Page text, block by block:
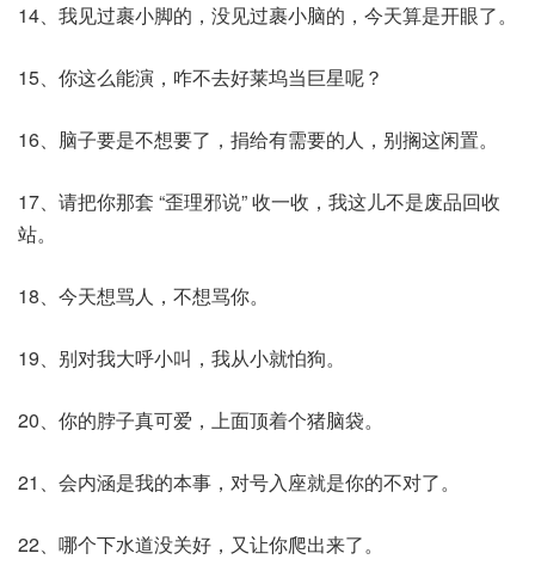
14、我见过裹小脚的，没见过裹小脑的，今天算是开眼了。
15、你这么能演，咋不去好莱坞当巨星呢？
16、脑子要是不想要了，捐给有需要的人，别搁这闲置。
17、请把你那套 “歪理邪说” 收一收，我这儿不是废品回收
站。
18、今天想骂人，不想骂你。
19、别对我大呼小叫，我从小就怕狗。
20、你的脖子真可爱，上面顶着个猪脑袋。
21、会内涵是我的本事，对号入座就是你的不对了。
22、哪个下水道没关好，又让你爬出来了。